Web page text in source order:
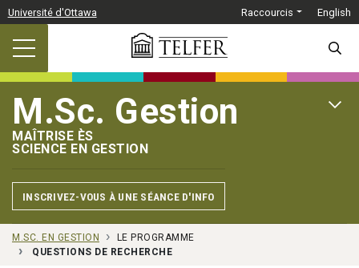
Passer au contenu principal
Université d'Ottawa Raccourcis English
M.Sc. Gestion
MAÎTRISE ÈS
SCIENCE EN GESTION
INSCRIVEZ-VOUS À UNE SÉANCE D'INFO
M.SC. EN GESTION
LE PROGRAMME
QUESTIONS DE RECHERCHE